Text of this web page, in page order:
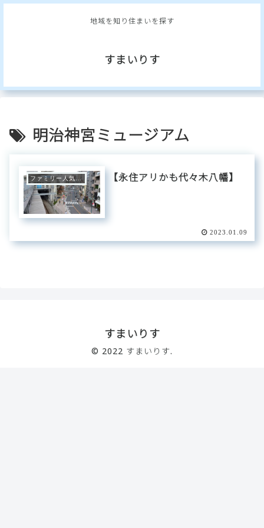
地域を知り住まいを探す
すまいりす
明治神宮ミュージアム
【永住アリかも代々木八幡】
2023.01.09
すまいりす
© 2022 すまいりす.